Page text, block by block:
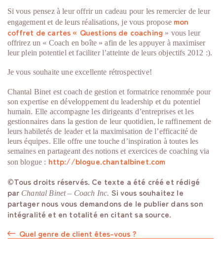
Si vous pensez à leur offrir un cadeau pour les remercier de leur
engagement et de leurs réalisations, je vous propose mon
coffret de cartes « Questions de coaching » vous leur
offrirez un « Coach en boîte » afin de les appuyer à maximiser
leur plein potentiel et faciliter l’atteinte de leurs objectifs 2012 :).
Je vous souhaite une excellente rétrospective!
Chantal Binet est coach de gestion et formatrice renommée pour
son expertise en développement du leadership et du potentiel
humain. Elle accompagne les dirigeants d’entreprises et les
gestionnaires dans la gestion de leur quotidien, le raffinement de
leurs habiletés de leader et la maximisation de l’efficacité de
leurs équipes. Elle offre une touche d’inspiration à toutes les
semaines en partageant des notions et exercices de coaching via
son blogue : http://blogue.chantalbinet.com
©Tous droits réservés. Ce texte a été créé et rédigé
par Chantal Binet – Coach Inc. Si vous souhaitez le
partager nous vous demandons de le publier dans son
intégralité et en totalité en citant sa source.
Quel genre de client êtes-vous ?